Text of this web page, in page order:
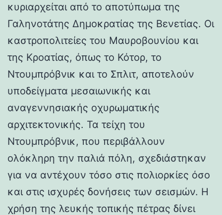
κυριαρχείται από το αποτύπωμα της
Γαληνοτάτης Δημοκρατίας της Βενετίας. Οι
καστροπολιτείες του Μαυροβουνίου και
της Κροατίας, όπως το Κότορ, το
Ντουμπρόβνικ και το Σπλιτ, αποτελούν
υποδείγματα μεσαιωνικής και
αναγεννησιακής οχυρωματικής
αρχιτεκτονικής. Τα τείχη του
Ντουμπρόβνικ, που περιβάλλουν
ολόκληρη την παλιά πόλη, σχεδιάστηκαν
για να αντέχουν τόσο στις πολιορκίες όσο
και στις ισχυρές δονήσεις των σεισμών. Η
χρήση της λευκής τοπικής πέτρας δίνει